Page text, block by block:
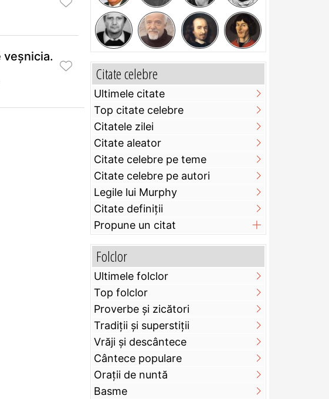
veşnicia.
Citate celebre
Ultimele citate
Top citate celebre
Citatele zilei
Citate aleator
Citate celebre pe teme
Citate celebre pe autori
Legile lui Murphy
Citate definiţii
Propune un citat
Folclor
Ultimele folclor
Top folclor
Proverbe și zicători
Tradiții și superstiții
Vrăji și descântece
Cântece populare
Orații de nuntă
Basme